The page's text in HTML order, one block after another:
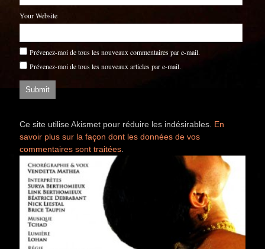
Your Website
Prévenez-moi de tous les nouveaux commentaires par e-mail.
Prévenez-moi de tous les nouveaux articles par e-mail.
Ce site utilise Akismet pour réduire les indésirables. En
savoir plus sur la façon dont les données de vos
commentaires sont traitées